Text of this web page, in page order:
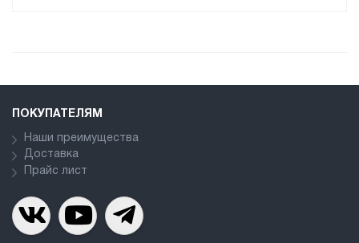
ПОКУПАТЕЛЯМ
Наши преимущества
Доставка
Прайс лист